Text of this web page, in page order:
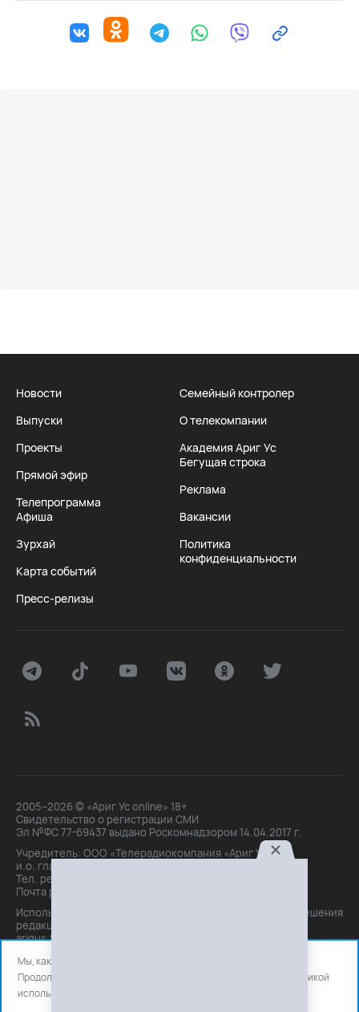
Новости
Выпуски
Проекты
Прямой эфир
Телепрограмма
Афиша
Зурхай
Карта событий
Пресс-релизы
Семейный контролер
О телекомпании
Академия Ариг Ус
Бегущая строка
Реклама
Вакансии
Политика
конфиденциальности
2005–2026 © «Ариг Ус online» 18+
Свидетельство о регистрации СМИ
Эл №ФС 77-69437 выдано Роскомнадзором 14.04.2017 г.
Учредитель: ООО «Телерадиокомпания «Ариг Ус»,
и.о. главного редактора: Маханова О.Б.
Тел. peдakции: +7(3012)21-30-14,
Почта peдakции: editor@arigus.tv
Использование материалов только с письменного разрешения
редакции. При цитировании прямая активная ссылка на
arigus.tv обязательна.
Мы, как и все используем файлы cookie и сервисы аналитики.
Продолжая использовать сайт, вы соглашаетесь с нашей
политикой
использования